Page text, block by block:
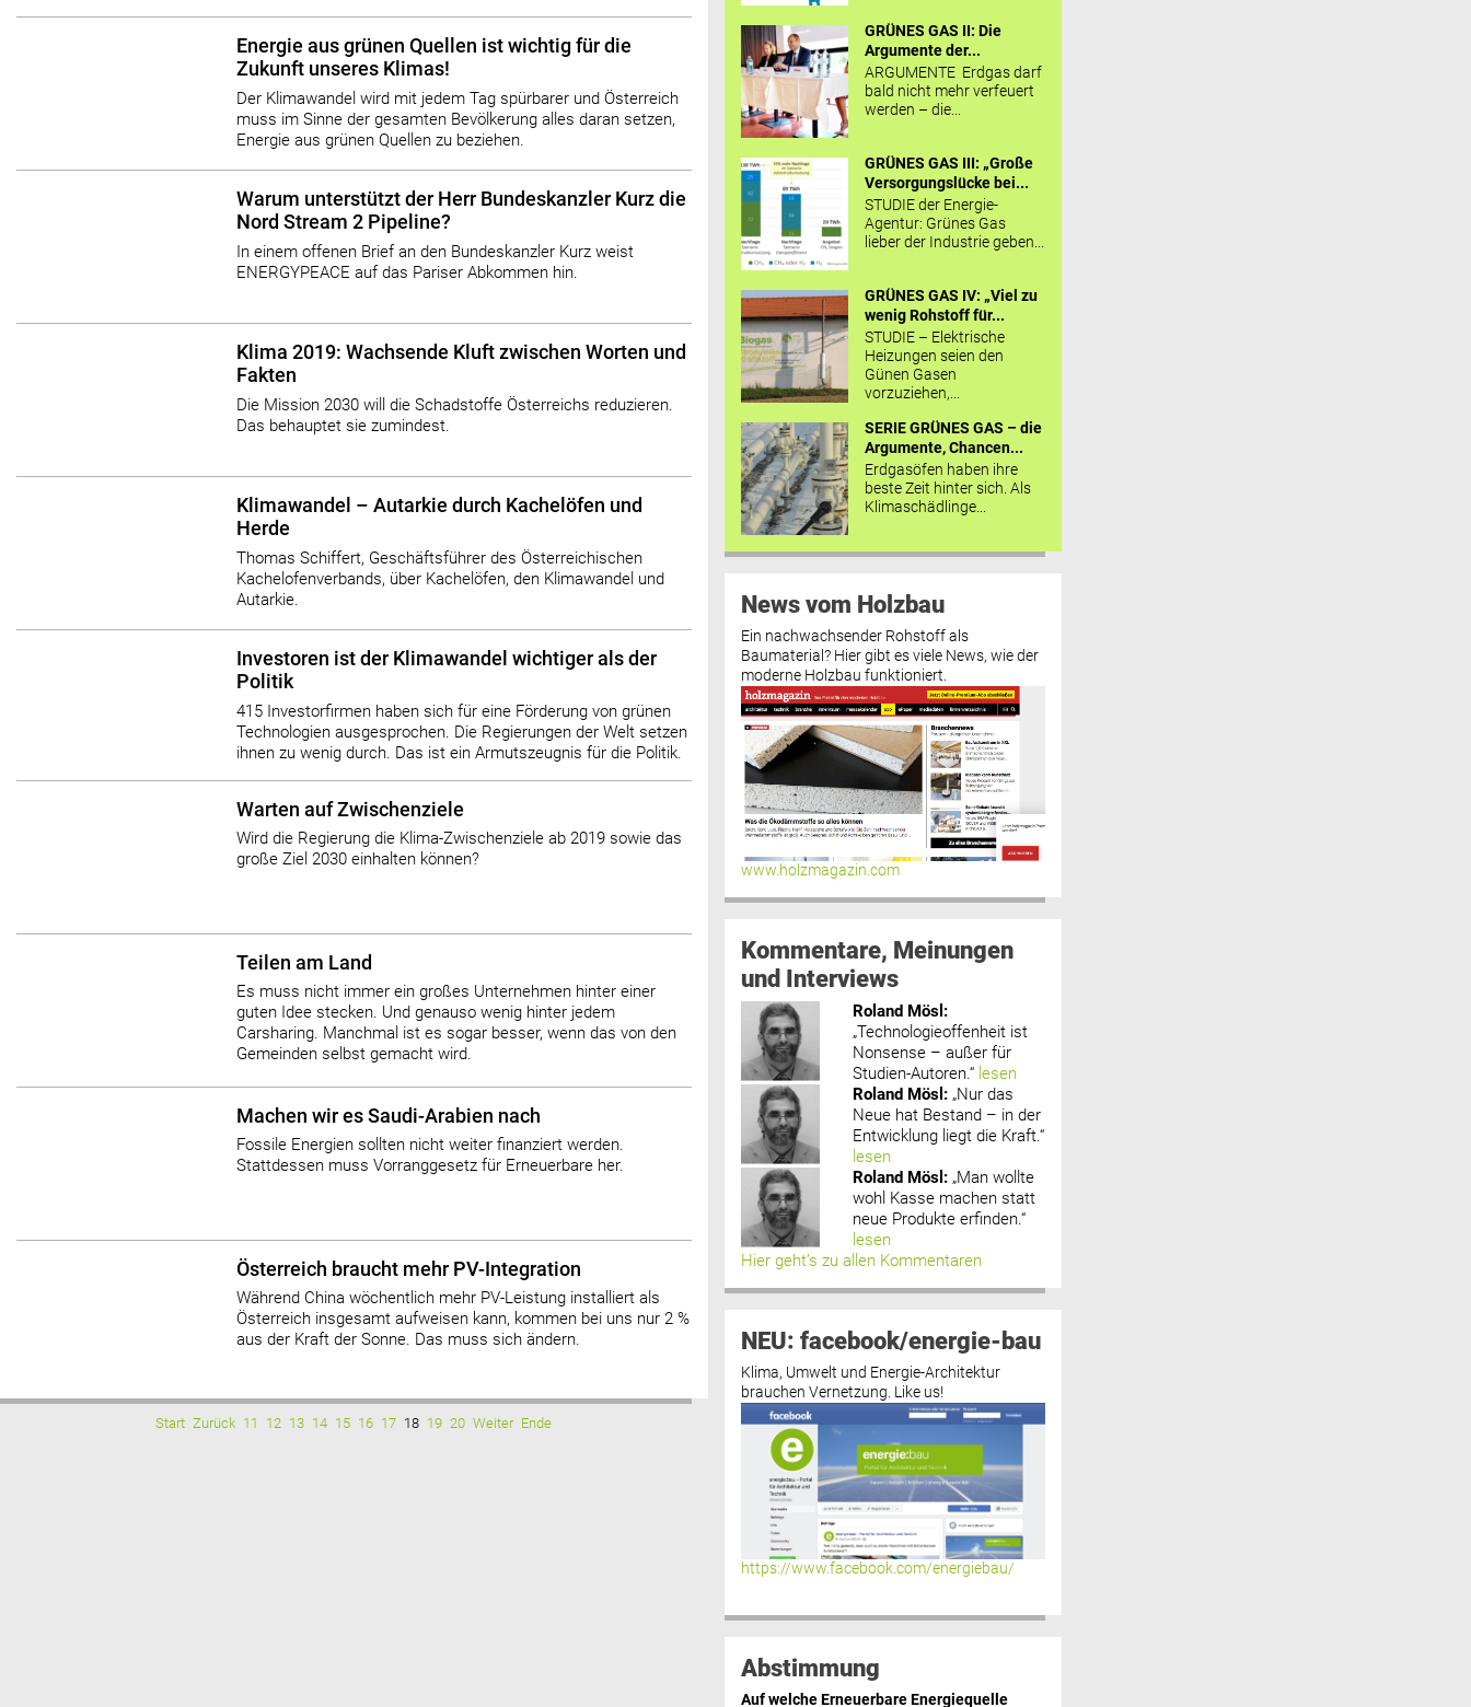
Energie aus grünen Quellen ist wichtig für die
Zukunft unseres Klimas!
Der Klimawandel wird mit jedem Tag spürbarer und Österreich
muss im Sinne der gesamten Bevölkerung alles daran setzen,
Energie aus grünen Quellen zu beziehen.
Warum unterstützt der Herr Bundeskanzler Kurz die
Nord Stream 2 Pipeline?
In einem offenen Brief an den Bundeskanzler Kurz weist
ENERGYPEACE auf das Pariser Abkommen hin.
Klima 2019: Wachsende Kluft zwischen Worten und
Fakten
Die Mission 2030 will die Schadstoffe Österreichs reduzieren.
Das behauptet sie zumindest.
Klimawandel – Autarkie durch Kachelöfen und
Herde
Thomas Schiffert, Geschäftsführer des Österreichischen
Kachelofenverbands, über Kachelöfen, den Klimawandel und
Autarkie.
Investoren ist der Klimawandel wichtiger als der
Politik
415 Investorfirmen haben sich für eine Förderung von grünen
Technologien ausgesprochen. Die Regierungen der Welt setzen
ihnen zu wenig durch. Das ist ein Armutszeugnis für die Politik.
Warten auf Zwischenziele
Wird die Regierung die Klima-Zwischenziele ab 2019 sowie das
große Ziel 2030 einhalten können?
Teilen am Land
Es muss nicht immer ein großes Unternehmen hinter einer
guten Idee stecken. Und genauso wenig hinter jedem
Carsharing. Manchmal ist es sogar besser, wenn das von den
Gemeinden selbst gemacht wird.
Machen wir es Saudi-Arabien nach
Fossile Energien sollten nicht weiter finanziert werden.
Stattdessen muss Vorranggesetz für Erneuerbare her.
Österreich braucht mehr PV-Integration
Während China wöchentlich mehr PV-Leistung installiert als
Österreich insgesamt aufweisen kann, kommen bei uns nur 2 %
aus der Kraft der Sonne. Das muss sich ändern.
Start Zurück 11 12 13 14 15 16 17 18 19 20 Weiter Ende
GRÜNES GAS II: Die
Argumente der...
ARGUMENTE Erdgas darf
bald nicht mehr verfeuert
werden – die...
GRÜNES GAS III: „Große
Versorgungslücke bei...
STUDIE der Energie-
Agentur: Grünes Gas
lieber der Industrie geben...
GRÜNES GAS IV: „Viel zu
wenig Rohstoff für...
STUDIE – Elektrische
Heizungen seien den
Günen Gasen
vorzuziehen,...
SERIE GRÜNES GAS – die
Argumente, Chancen...
Erdgasöfen haben ihre
beste Zeit hinter sich. Als
Klimaschädlinge...
News vom Holzbau
Ein nachwachsender Rohstoff als
Baumaterial? Hier gibt es viele News, wie der
moderne Holzbau funktioniert.
www.holzmagazin.com
Kommentare, Meinungen
und Interviews
Roland Mösl :
„Technologieoffenheit ist
Nonsense – außer für
Studien-Autoren.“ lesen
Roland Mösl : „Nur das
Neue hat Bestand – in der
Entwicklung liegt die Kraft.“
lesen
Roland Mösl : „Man wollte
wohl Kasse machen statt
neue Produkte erfinden.“
lesen
Hier geht’s zu allen Kommentaren
NEU: facebook/energie-bau
Klima, Umwelt und Energie-Architektur
brauchen Vernetzung. Like us!
https://www.facebook.com/energiebau/
Abstimmung
Auf welche Erneuerbare Energiequelle